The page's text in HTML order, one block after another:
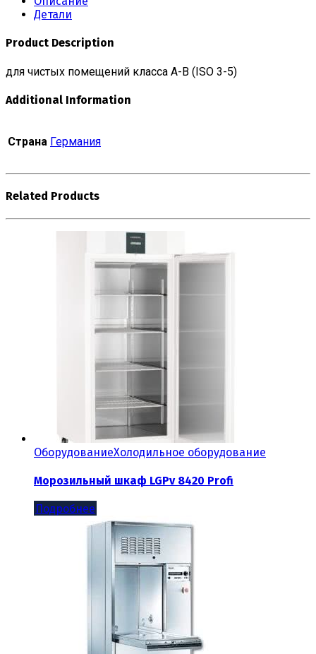
Детали
Product Description
для чистых помещений класса A-B (ISO 3-5)
Additional Information
Страна Германия
Related Products
ОборудованиеХолодильное оборудование
Морозильный шкаф LGPv 8420 Profi
Подробнее